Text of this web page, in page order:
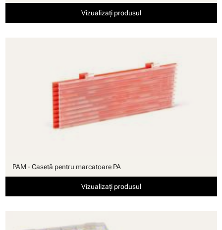
Vizualizați produsul
PAM - Casetă pentru marcatoare PA
Vizualizați produsul